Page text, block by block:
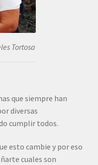
Tortosa
que siempre han
diversas
cumplir todos.
esto cambie y por eso
cuales son